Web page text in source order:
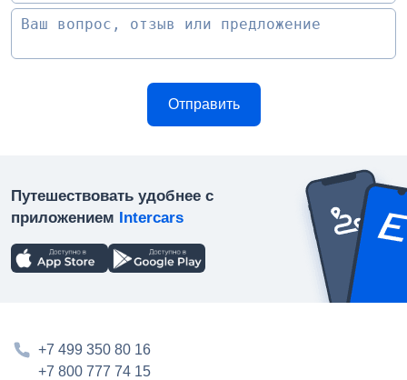
Путешествовать удобнее с
приложением Intercars
+7 499 350 80 16
+7 800 777 74 15